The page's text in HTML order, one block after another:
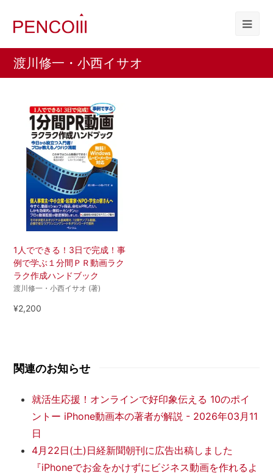
渡川修一・小西イサオ
1人でできる！3日で完成！事
例で学ぶ１分間ＰＲ動画ラク
ラク作成ハンドブック
渡川修一・小西イサオ (著)
¥2,200
関連のお知らせ
就活生応援！オンラインで好印象伝える 10のポイ
ントー iPhone動画本の著者が解説 - 2026年03月11
日
4月22日(土)日経新聞朝刊に広告出稿しました
『iPhoneでお金をかけずにビジネス動画を作れるよ